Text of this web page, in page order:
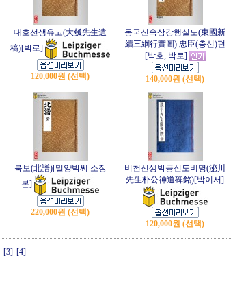
대호선생유고(大瓠先生遺
稿)[박로]
120,000원 (선택)
동국신속삼강행실도(東國新
續三綱行實圖) 忠臣(충신)편
[박호, 박로]
140,000원 (선택)
북보(北譜)[밀양박씨 소장
본]
220,000원 (선택)
비천선생박공신도비명(泌川
先生朴公神道碑銘)[박이서]
120,000원 (선택)
[3] [4]